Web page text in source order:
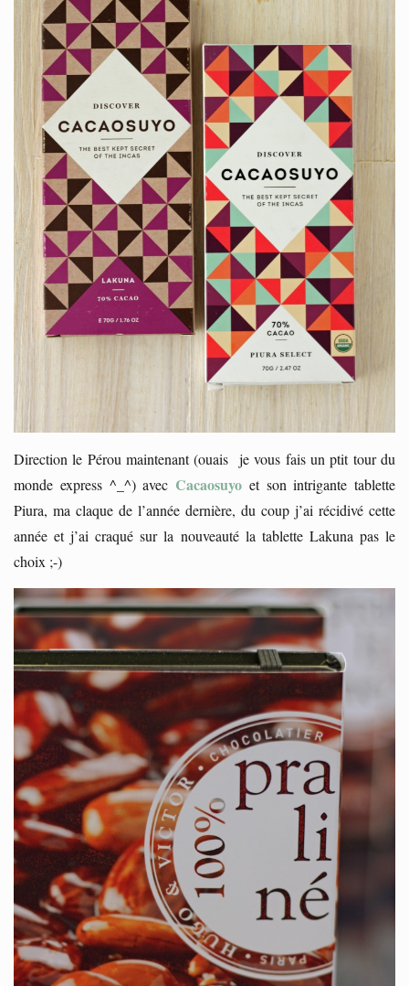
Direction le Pérou maintenant (ouais je vous fais un ptit tour du
monde express ^_^) avec Cacaosuyo et son intrigante tablette
Piura, ma claque de l’année dernière, du coup j’ai récidivé cette
année et j’ai craqué sur la nouveauté la tablette Lakuna pas le
choix ;-)